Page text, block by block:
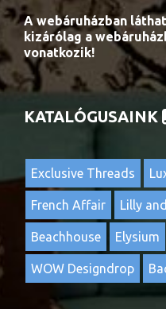
A webáruházban
kizárólag a
vonatkozik!
KATALÓGUSAINK
Exclusive Threads
French Affair Lilly
Beachhouse Elysium
WOW Designdrop